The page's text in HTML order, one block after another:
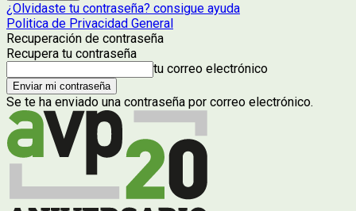
¿Olvidaste tu contraseña? consigue ayuda
Politica de Privacidad General
Recuperación de contraseña
Recupera tu contraseña
tu correo electrónico
Se te ha enviado una contraseña por correo electrónico.